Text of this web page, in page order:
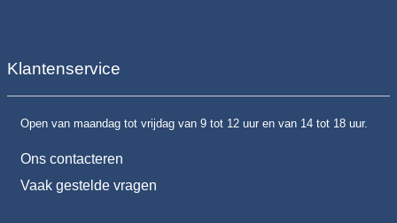
Klantenservice
Open van maandag tot vrijdag van 9 tot 12 uur en van 14 tot 18 uur.
Ons contacteren
Vaak gestelde vragen